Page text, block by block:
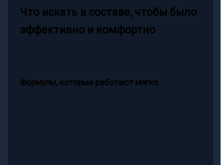
Что искать в составе, чтобы было
эффективно и комфортно
Формулы, которые работают мягко